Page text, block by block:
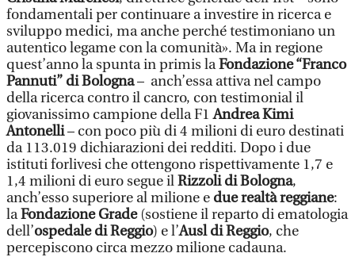
fondamentali per continuare a investire in ricerca e
sviluppo medici, ma anche perché testimoniano un
autentico legame con la comunità». Ma in regione
quest’anno la spunta in primis laFondazione “Franco
Pannuti” di Bologna– anch’essa attiva nel campo
della ricerca contro il cancro, con testimonial il
giovanissimo campione della F1Andrea Kimi
Antonelli– con poco più di 4 milioni di euro destinati
da 113.019 dichiarazioni dei redditi. Dopo i due
istituti forlivesi che ottengono rispettivamente 1,7 e
1,4 milioni di euro segue ilRizzoli di Bologna,
anch’esso superiore al milione e due realtà reggiane:
laFondazione Grade(sostiene il reparto di ematologia
dell’ospedale di Reggio) e l’Ausl di Reggio, che
percepiscono circa mezzo milione cadauna.